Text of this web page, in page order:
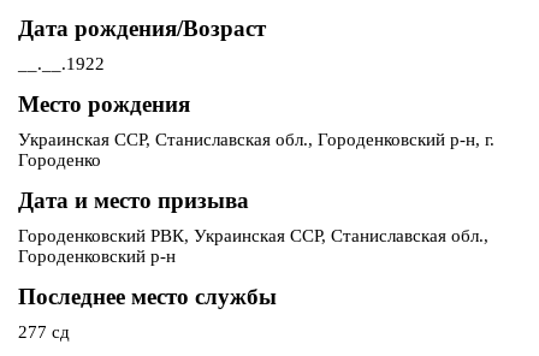
Дата рождения/Возраст
__.__.1922
Место рождения
Украинская ССР, Станиславская обл., Городенковский р-н, г.
Городенко
Дата и место призыва
Городенковский РВК, Украинская ССР, Станиславская обл.,
Городенковский р-н
Последнее место службы
277 сд